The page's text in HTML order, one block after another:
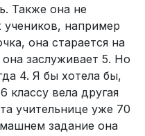
Также она не
например
она старается на
заслуживает 5. Но
4. Я бы хотела бы,
классу вела другая
учительнице уже 70
задание она